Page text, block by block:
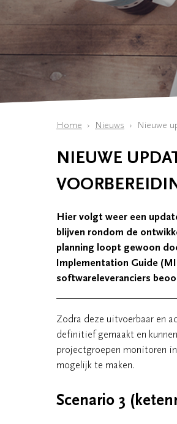
Home Nieuws Nieuwe
NIEUWE
Hier volgt weer een
blijven rondom de
planning loopt gewoon
Implementation Guide
softwareleveranciers
Zodra deze uitvoerbaar en
definitief gemaakt en
projectgroepen monitoren
mogelijk te maken.
Scenario 3